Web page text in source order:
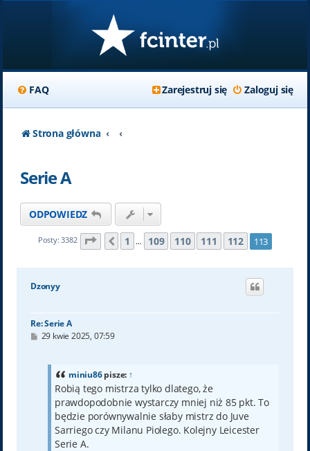
FAQ Zaloguj się
Zarejestruj się
Strona główna
Serie A
ODPOWIEDZ
Posty: 3382 Strona 113 z113
Poprzednia
1 … 109 110 111 112 113
Dzonyy
Re: Serie A
P29 kwie 2025, 07:59
miniu86pisze: ↑
Robią tego mistrza tylko dlatego, że
prawdopodobnie wystarczy mniej niż 85 pkt. To
będzie porównywalnie słaby mistrz do Juve
Sarriego czy Milanu Piolego. Kolejny Leicester
Serie A.